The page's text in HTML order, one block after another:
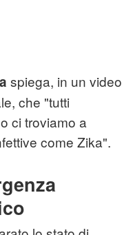
spiega, in un video
che "tutti
ci troviamo a
come Zika".